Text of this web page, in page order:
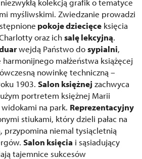
kolekcją grafik o tematyce
myśliwskimi. Zwiedzanie prowadzi
pokoje dziecięce księcia
oraz ichsalę lekcyjną.
wejdą Państwo dosypialni,
małżeństwa książęcej
nowinkę techniczną –
1903. Salon księżnej zachwyca
portretem księżnej Marii
na park. Reprezentacyjny
stiukami, który dzieli pałac na
przypomina niemal tysiącletnią
Salon księcia i sąsiadujący
tajemnice sukcesów